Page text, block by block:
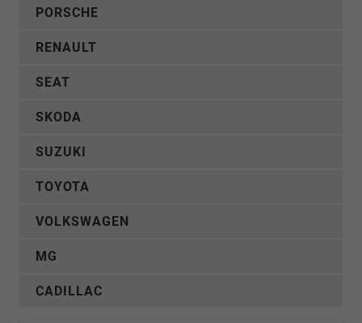
PORSCHE
RENAULT
SEAT
SKODA
SUZUKI
TOYOTA
VOLKSWAGEN
MG
CADILLAC